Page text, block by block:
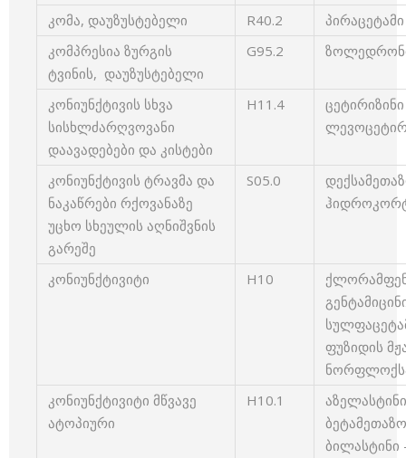
კომა, დაუზუსტებელი R40.2
კომპრესია ზურგის
ტვინის, დაუზუსტებელი
G95.2
კონიუნქტივის სხვა
სისხლძარღვოვანი
დაავადებები და კისტები
H11.4
კონიუნქტივის ტრავმა და
ნაკაწრები რქოვანაზე
უცხო სხეულის აღნიშვნის
გარეშე
S05.0
კონიუნქტივიტი H10
ფუზიდის
კონიუნქტივიტი მწვავე
ატოპიური
H10.1
ბილასტინი